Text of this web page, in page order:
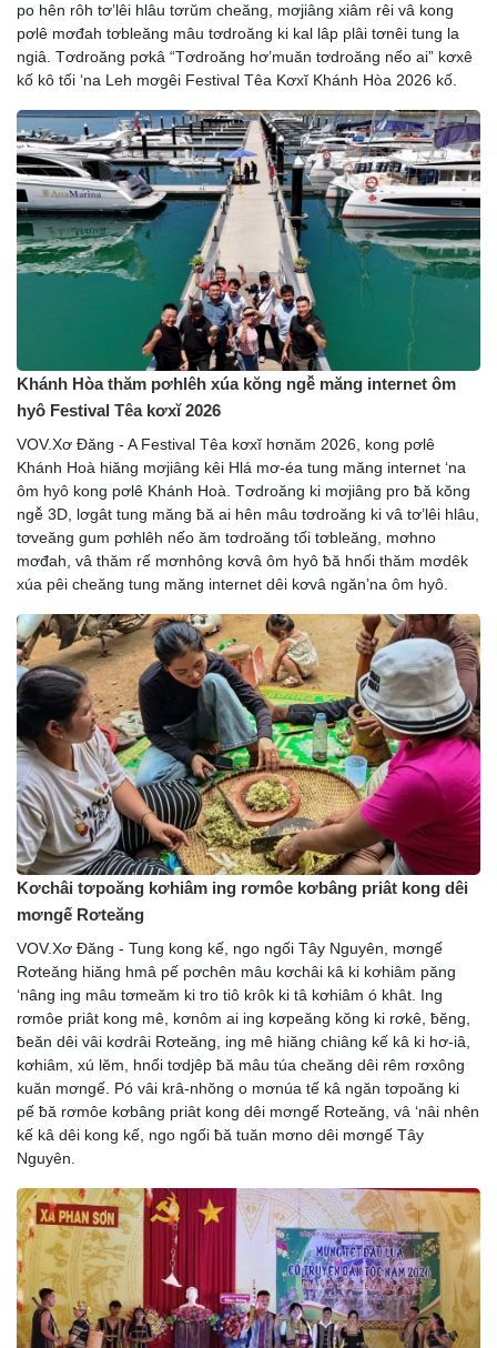
po hên rôh tơ’lêi hlâu tơrŭm cheăng, mơjiâng xiâm rêi vâ kong
pơlê mơđah tơbleăng mâu tơdroăng ki kal lâp plâi tơnêi tung la
ngiâ. Tơdroăng pơkâ “Tơdroăng hơ’muăn tơdroăng nếo ai” kơxê
kố kô tối ‘na Leh mơgêi Festival Têa Kơxĭ Khánh Hòa 2026 kố.
Khánh Hòa thăm pơhlêh xúa kŏng ngê̆ măng internet ôm
hyô Festival Têa kơxĭ 2026
VOV.Xơ Đăng - A Festival Têa kơxĭ hơnăm 2026, kong pơlê
Khánh Hoà hiăng mơjiâng kêi Hlá mơ-éa tung măng internet ‘na
ôm hyô kong pơlê Khánh Hoà. Tơdroăng ki mơjiâng pro ƀă kŏng
ngê̆ 3D, lơgât tung măng ƀă ai hên mâu tơdroăng ki vâ tơ’lêi hlâu,
tơveăng gum pơhlêh nếo ăm tơdroăng tối tơbleăng, mơhno
mơđah, vâ thăm rế mơnhông kơvâ ôm hyô ƀă hnối thăm mơdêk
xúa pêi cheăng tung măng internet dêi kơvâ ngăn’na ôm hyô.
Kơchâi tơpoăng kơhiâm ing rơmôe kơbâng priât kong dêi
mơngế Rơteăng
VOV.Xơ Đăng - Tung kong kế, ngo ngối Tây Nguyên, mơngế
Rơteăng hiăng hmâ pế pơchên mâu kơchâi kâ ki kơhiâm păng
‘nâng ing mâu tơmeăm ki tro tiô krôk ki tâ kơhiâm ó khât. Ing
rơmôe priât kong mê, kơnôm ai ing kơpeăng kŏng ki rơkê, ƀĕng,
ƀeăn dêi vâi kơdrâi Rơteăng, ing mê hiăng chiâng kế kâ ki hơ-iâ,
kơhiâm, xú lĕm, hnối tơdjêp ƀă mâu túa cheăng dêi rêm rơxông
kuăn mơngế. Pó vâi krâ-nhŏng o mơnúa tế kâ ngăn tơpoăng ki
pế ƀă rơmôe kơbâng priât kong dêi mơngế Rơteăng, vâ ‘nâi nhên
kế kâ dêi kong kế, ngo ngối ƀă tuăn mơno dêi mơngế Tây
Nguyên.